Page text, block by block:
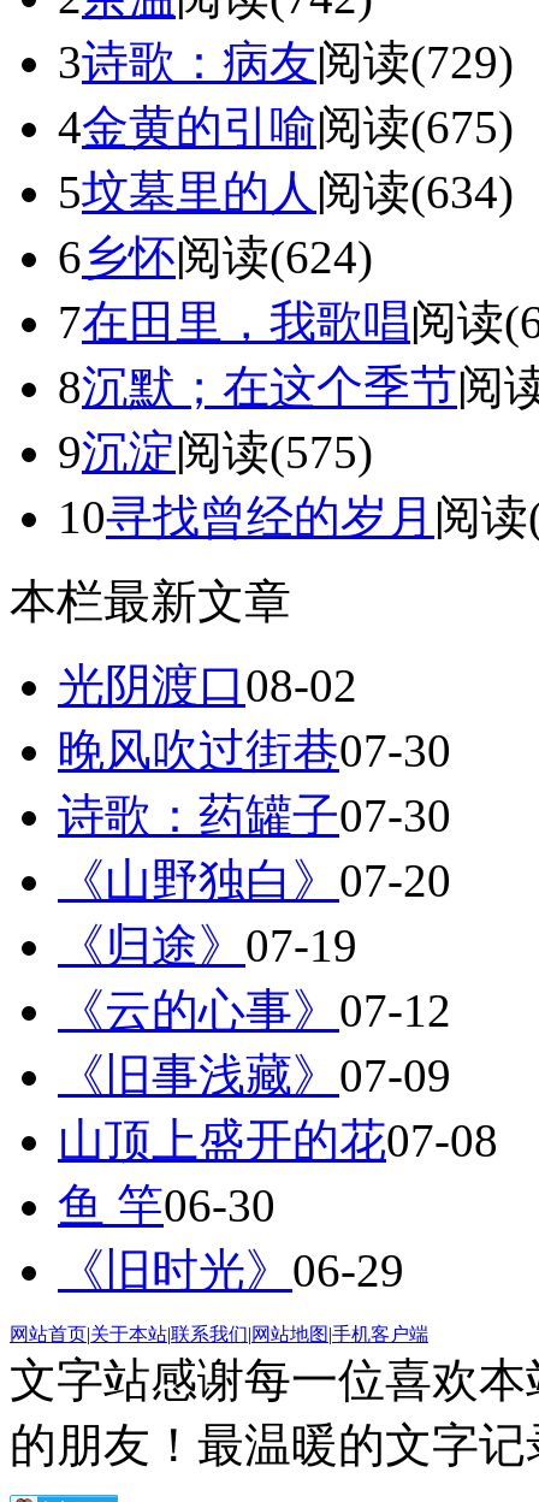
3诗歌：病友阅读(729)
4金黄的引喻阅读(675)
5坟墓里的人 阅读(634)
6乡怀阅读(624)
7在田里，我歌唱阅读
8沉默；在这个季节阅
9沉淀阅读(575)
10寻找曾经的岁月 阅读
本栏最新文章
光阴渡口08-02
晚风吹过街巷07-30
诗歌：药罐子07-30
《山野独白》 07-20
《归途》 07-19
《云的心事》 07-12
《旧事浅藏》 07-09
山顶上盛开的花07-08
鱼 竿06-30
《旧时光》 06-29
网站首页|关于本站|联系我们|网站地图|手机客户端
文字站感谢每一位喜欢
的朋友！最温暖的文字